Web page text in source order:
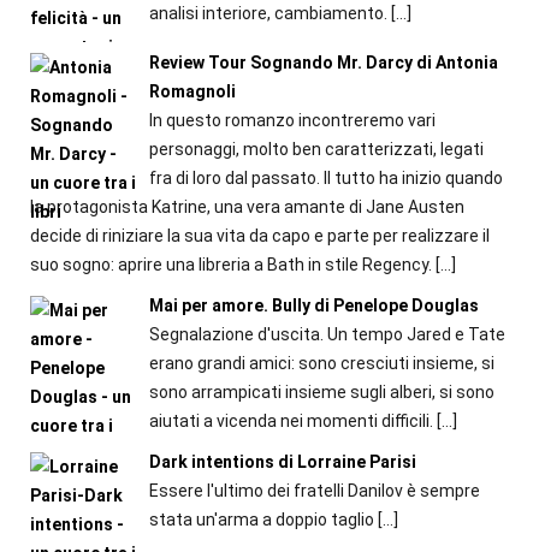
analisi interiore, cambiamento. […]
Review Tour Sognando Mr. Darcy di Antonia
Romagnoli
In questo romanzo incontreremo vari
personaggi, molto ben caratterizzati, legati
fra di loro dal passato. Il tutto ha inizio quando
la protagonista Katrine, una vera amante di Jane Austen
decide di riniziare la sua vita da capo e parte per realizzare il
suo sogno: aprire una libreria a Bath in stile Regency. […]
Mai per amore. Bully di Penelope Douglas
Segnalazione d'uscita. Un tempo Jared e Tate
erano grandi amici: sono cresciuti insieme, si
sono arrampicati insieme sugli alberi, si sono
aiutati a vicenda nei momenti difficili. […]
Dark intentions di Lorraine Parisi
Essere l'ultimo dei fratelli Danilov è sempre
stata un'arma a doppio taglio […]